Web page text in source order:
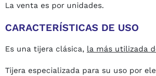
La venta es por unidades.
CARACTERÍSTICAS DE USO
Es una tijera clásica, la más utilizada
Tijera especializada para su uso por